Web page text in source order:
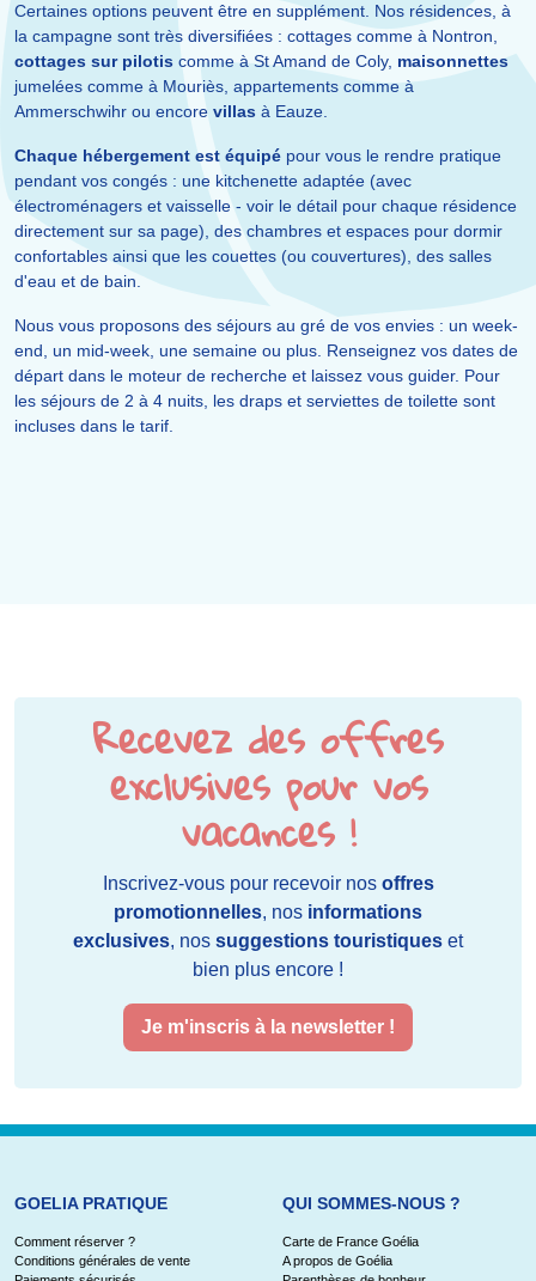
Certaines options peuvent être en supplément. Nos résidences, à
la campagne sont très diversifiées : cottages comme à Nontron,
cottages sur pilotis comme à St Amand de Coly, maisonnettes
jumelées comme à Mouriès, appartements comme à
Ammerschwihr ou encore villas à Eauze.
Chaque hébergement est équipé pour vous le rendre pratique
pendant vos congés : une kitchenette adaptée (avec
électroménagers et vaisselle - voir le détail pour chaque résidence
directement sur sa page), des chambres et espaces pour dormir
confortables ainsi que les couettes (ou couvertures), des salles
d'eau et de bain.
Nous vous proposons des séjours au gré de vos envies : un week-
end, un mid-week, une semaine ou plus. Renseignez vos dates de
départ dans le moteur de recherche et laissez vous guider. Pour
les séjours de 2 à 4 nuits, les draps et serviettes de toilette sont
incluses dans le tarif.
Recevez des offres
exclusives pour vos
vacances !
Inscrivez-vous pour recevoir nos offres
promotionnelles, nos informations
exclusives, nos suggestions touristiques et
bien plus encore !
Je m'inscris à la newsletter !
GOELIA PRATIQUE
Comment réserver ?
Conditions générales de vente
QUI SOMMES-NOUS ?
Carte de France Goélia
A propos de Goélia